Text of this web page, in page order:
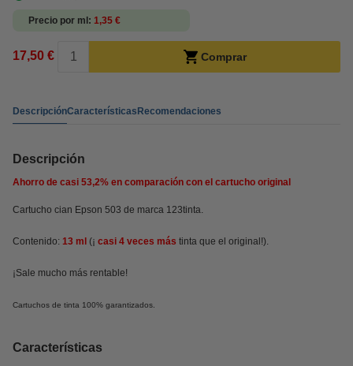
Precio por ml 1,35 €
17,50 € Comprar
DescripciónCaracterísticasRecomendaciones
Descripción
Ahorro de casi 53,2% en comparación con el cartucho original
Cartucho cian Epson 503 de marca 123tinta.
Contenido: 13 ml (¡ casi 4 veces más tinta que el original!).
¡Sale mucho más rentable!
Cartuchos de tinta 100% garantizados.
Características